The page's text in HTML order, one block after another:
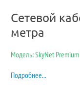
Сетевой
метра
Модель: SkyNet Premium
Подробнее...